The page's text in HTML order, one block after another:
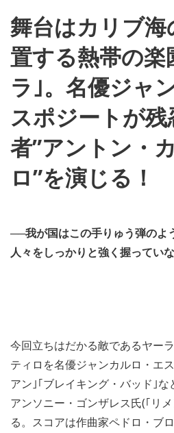
舞台はカリブ海
置する熱帯の楽
ラ｣。名優ジャ
スポジートが
者”アントン・
ロ”を演じる！
──我が国はこの手りゅう弾の
人々をしっかりと強く握ってい
今回立ちはだかる敵であるヤー
ティロを名優ジャンカルロ・エ
アン｣｢ブレイキング・バッド｣
アンソニー・ゴンザレス氏(｢リ
る。スコアは作曲家ペドロ・ブ